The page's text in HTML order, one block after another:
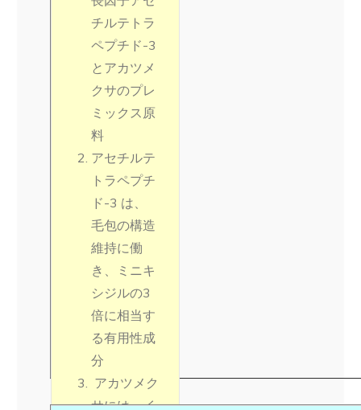
チルテトラ
ペプチド-3
とアカツメ
クサのプレ
ミックス原
料
アセチルテ
トラペプチ
ド-3 は、
毛包の構造
維持に働
き、ミニキ
シジルの3
倍に相当す
る有用性成
分
アカツメク
サには、イ